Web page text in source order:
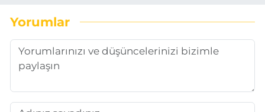
Yorumlar